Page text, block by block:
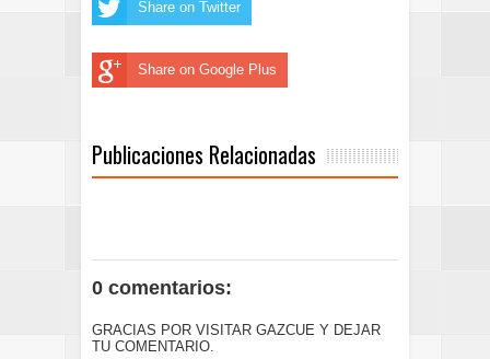
Share on Twitter
Share on Google Plus
Publicaciones Relacionadas
0 comentarios:
GRACIAS POR VISITAR GAZCUE Y DEJAR
TU COMENTARIO.